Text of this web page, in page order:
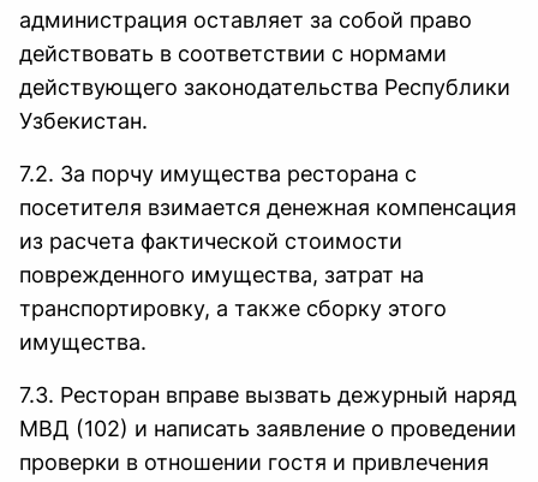
администрация оставляет за собой право
действовать в соответствии с нормами
действующего законодательства Республики
Узбекистан.
7.2. За порчу имущества ресторана с
посетителя взимается денежная компенсация
из расчета фактической стоимости
поврежденного имущества, затрат на
транспортировку, а также сборку этого
имущества.
7.3. Ресторан вправе вызвать дежурный наряд
МВД (102) и написать заявление о проведении
проверки в отношении гостя и привлечения